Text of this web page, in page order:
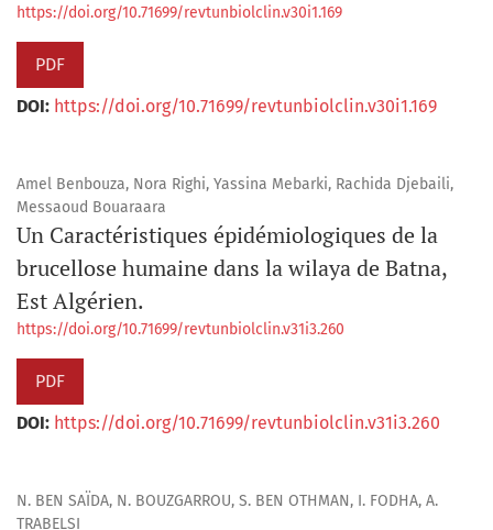
https://doi.org/10.71699/revtunbiolclin.v30i1.169
PDF
DOI: https://doi.org/10.71699/revtunbiolclin.v30i1.169
Amel Benbouza, Nora Righi, Yassina Mebarki, Rachida Djebaili,
Messaoud Bouaraara
Un Caractéristiques épidémiologiques de la
brucellose humaine dans la wilaya de Batna,
Est Algérien.
https://doi.org/10.71699/revtunbiolclin.v31i3.260
PDF
DOI: https://doi.org/10.71699/revtunbiolclin.v31i3.260
N. BEN SAÏDA, N. BOUZGARROU, S. BEN OTHMAN, I. FODHA, A.
TRABELSI